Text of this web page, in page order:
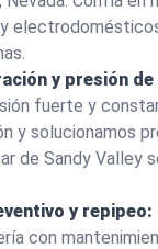
y presión de
fuerte y
y solucionamos
de Sandy Valley
y repipeo:
con